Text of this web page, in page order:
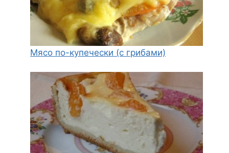
Мясо по-купечески (с грибами)